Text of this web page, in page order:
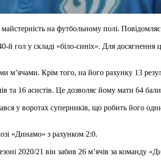
на футбольному полі.
гол у складі «біло-синіх». Для
м’ячами. Крім того, на його рахунку 13
та 16 асистів. Це дозволяє йому мати 64
у воротах суперників, що робить його
«Динамо» з рахунком 2:0.
2020/21 він забив 26 м’ячів за команду